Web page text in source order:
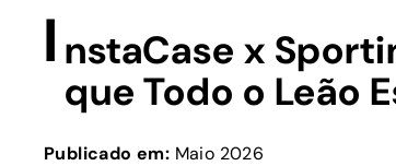
I nstaCase x
que Todo o Leão
Publicado em: Maio 2026